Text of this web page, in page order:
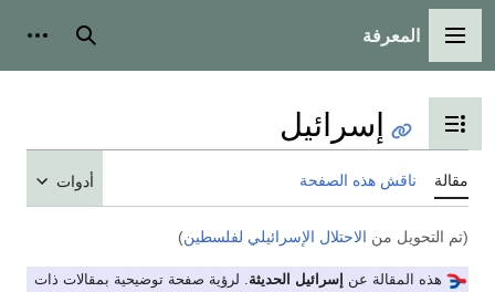
القائمة الرئيسية
المعرفة بحث
تبديل عرض جدول المحتويات
إسرائيل
ناقش هذه الصفحة أدوات
التحويل من الاحتلال الإسرائيلي لفلسطين)
هذه المقالة عنإسرائيل الحديثة. لرؤية صفحة توضيحية بمقالات ذات